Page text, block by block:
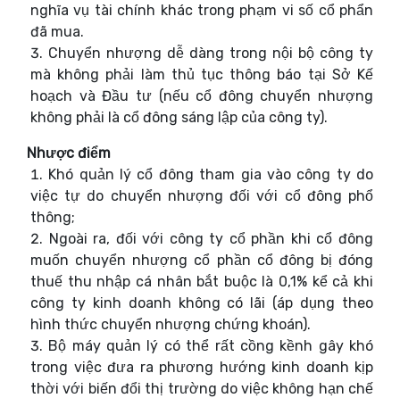
nghĩa vụ tài chính khác trong phạm vi số cổ phẩn
đã mua.
Chuyển nhượng dễ dàng trong nội bộ công ty
mà không phải làm thủ tục thông báo tại Sở Kế
hoạch và Đầu tư (nếu cổ đông chuyển nhượng
không phải là cổ đông sáng lập của công ty).
Nhược điểm
Khó quản lý cổ đông tham gia vào công ty do
việc tự do chuyển nhượng đối với cổ đông phổ
thông;
Ngoài ra, đối với công ty cổ phần khi cổ đông
muốn chuyển nhượng cổ phần cổ đông bị đóng
thuế thu nhập cá nhân bắt buộc là 0,1% kể cả khi
công ty kinh doanh không có lãi (áp dụng theo
hình thức chuyển nhượng chứng khoán).
Bộ máy quản lý có thể rất cồng kềnh gây khó
trong việc đưa ra phương hướng kinh doanh kịp
thời với biến đổi thị trường do việc không hạn chế